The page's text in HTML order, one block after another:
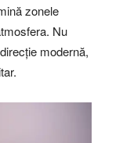
zonele
Nu
modernă,